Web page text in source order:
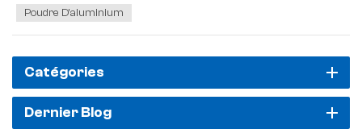
Poudre D'aluminium
Catégories
Dernier Blog